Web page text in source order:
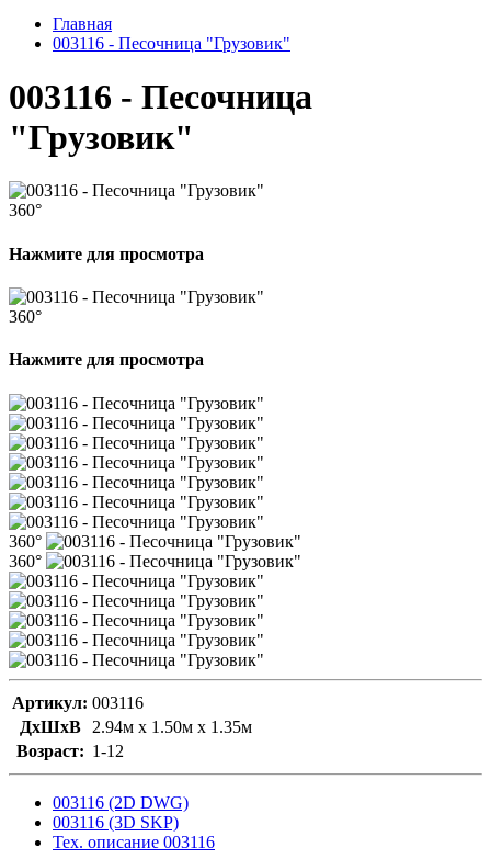
Главная
003116 - Песочница "Грузовик"
003116 - Песочница
"Грузовик"
360°
Нажмите для просмотра
360°
Нажмите для просмотра
360°
360°
Артикул: 003116
ДxШxВ
2.94м x 1.50м x 1.35м
Возраст: 1-12
003116 (2D DWG)
003116 (3D SKP)
Тех. описание 003116